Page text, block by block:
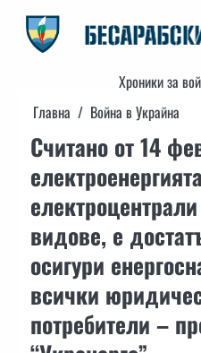
content
Хроники за
Главна
Война в Украйна
Считано от 14
видове, е
осигури
всички
потребители –